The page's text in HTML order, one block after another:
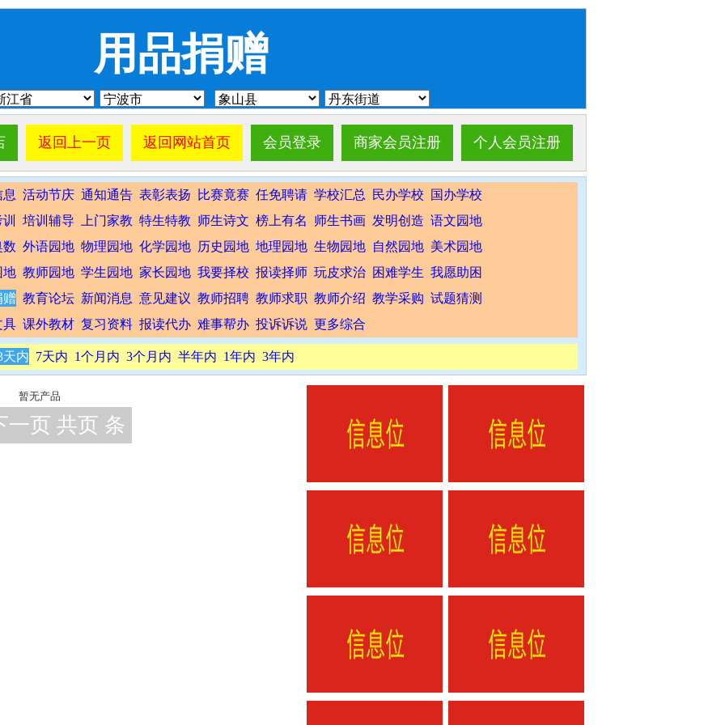
用品捐赠
返回上一页 返回网站首页 会员登录 商家会员注册 个人会员注册
活动节庆 通知通告 表彰表扬 比赛竟赛 任免聘请 学校汇总 民办学校
国办学校
培训辅导 上门家教 特生特教 师生诗文 榜上有名 师生书画 发明创造 语文园地
数 外语园地 物理园地 化学园地 历史园地 地理园地 生物园地 自然园地 美术园地
地 教师园地 学生园地 家长园地 我要择校 报读择师 玩皮求治 困难学生 我愿助困
赠 教育论坛 新闻消息 意见建议 教师招聘 教师求职 教师介绍 教学采购 试题猜测
具 课外教材 复习资料 报读代办 难事帮办 投诉诉说 更多综合
天内 7天内 1个月内 3个月内 半年内 1年内 3年内
暂无产品
一页 共页 条